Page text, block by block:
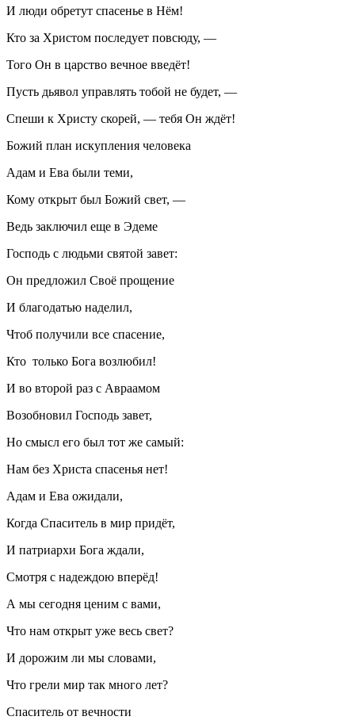
И люди обретут спасенье в Нём!
Кто за Христом последует повсюду, —
Того Он в царство вечное введёт!
Пусть дьявол управлять тобой не будет, —
Спеши к Христу скорей, — тебя Он ждёт!
Божий план искупления человека
Адам и Ева были теми,
Кому открыт был Божий свет, —
Ведь заключил еще в Эдеме
Господь с людьми святой завет:
Он предложил Своё прощение
И благодатью наделил,
Чтоб получили все спасение,
Кто только Бога возлюбил!
И во второй раз с Авраамом
Возобновил Господь завет,
Но смысл его был тот же самый:
Нам без Христа спасенья нет!
Адам и Ева ожидали,
Когда Спаситель в мир придёт,
И патриархи Бога ждали,
Смотря с надеждою вперёд!
А мы сегодня ценим с вами,
Что нам открыт уже весь свет?
И дорожим ли мы словами,
Что грели мир так много лет?
Спаситель от вечности